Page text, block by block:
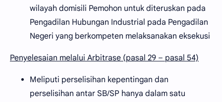
wilayah domisili Pemohon untuk diteruskan pada
Pengadilan Hubungan Industrial pada Pengadilan
Negeri yang berkompeten melaksanakan eksekusi
Penyelesaian melalui Arbitrase (pasal 29 – pasal 54)
Meliputi perselisihan kepentingan dan
perselisihan antar SB/SP hanya dalam satu